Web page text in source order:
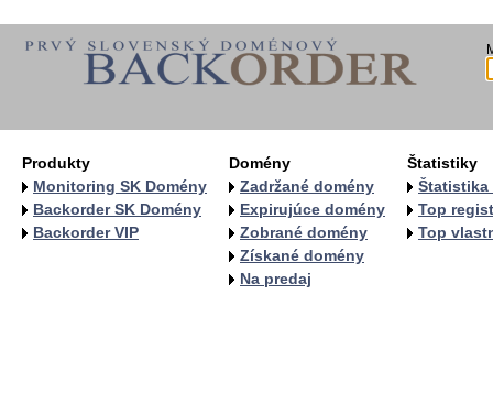
Produkty
Monitoring SK Domény
Backorder SK Domény
Backorder VIP
Domény
Zadržané domény
Expirujúce domény
Zobrané domény
Získané domény
Na predaj
Štatistiky
Štatistika
Top
Top